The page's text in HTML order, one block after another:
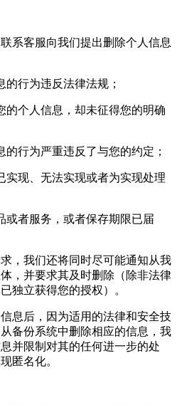
系客服向我们提出删除个人信息
的行为违反法律法规；
的个人信息，却未征得您的明确
的行为严重违反了与您的约定；
实现、无法实现或者为实现处理
或者服务，或者保存期限已届
，我们还将同时尽可能通知从我
，并要求其及时删除（除非法律
独立获得您的授权）。
息后，因为适用的法律和安全技
备份系统中删除相应的信息，我
并限制对其的任何进一步的处
匿名化。